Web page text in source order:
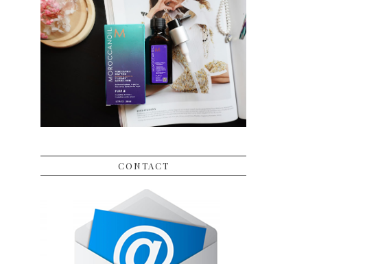
CONTACT